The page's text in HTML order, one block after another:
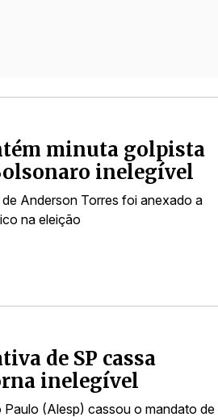
minuta golpista
inelegível
Anderson Torres foi anexado a
na eleição
de SP cassa
inelegível
(Alesp) cassou o mandato de